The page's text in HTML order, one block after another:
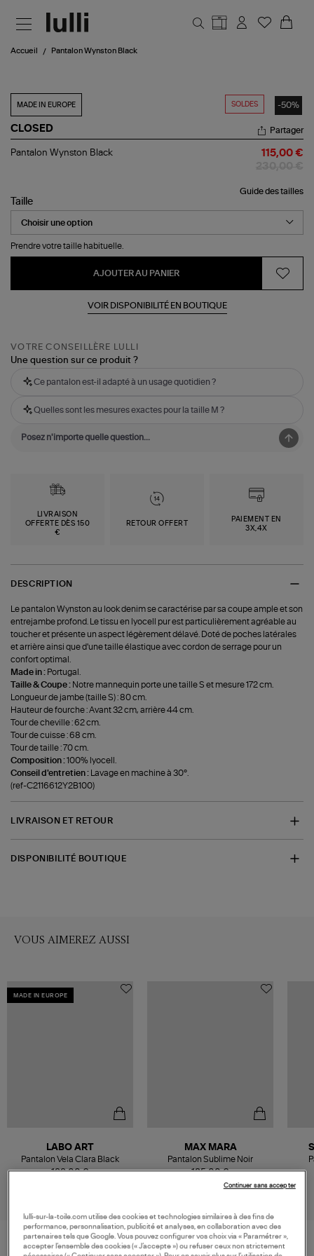
Accueil Pantalon Wynston Black
SOLDES -50%
MADE IN EUROPE
CLOSED
Pantalon
Partager
Pantalon Wynston Black 115,00 €
Guide des tailles
Taille
Prendre votre taille habituelle.
AJOUTER AU PANIER
VOIR DISPONIBILITÉ EN BOUTIQUE
VOTRE CONSEILLÈRE LULLI
Une question sur ce produit ?
Ce pantalon est-il adapté à un usage quotidien ?
Quelles sont les mesures exactes pour la taille M ?
LIVRAISON
OFFERTE DÈS 150
€
RETOUR OFFERT
PAIEMENT EN
3X,4X
DESCRIPTION
Le pantalon Wynston au look denim se caractérise par sa coupe ample et son
entrejambe profond. Le tissu en lyocell pur est particulièrement agréable au
toucher et présente un aspect légèrement délavé. Doté de poches latérales
et arrière ainsi que d'une taille élastique avec cordon de serrage pour un
confort optimal.
Made in : Portugal.
Taille & Coupe : Notre mannequin porte une taille S et mesure 172 cm.
Longueur de jambe (taille S) : 80 cm.
Hauteur de fourche : Avant 32 cm, arrière 44 cm.
Tour de cheville : 62 cm.
Tour de cuisse : 68 cm.
Tour de taille : 70 cm.
Composition :100% lyocell.
Conseil d'entretien : Lavage en machine à 30°.
(ref-C2116612Y2B100)
LIVRAISON ET RETOUR
DISPONIBILITÉ BOUTIQUE
VOUS AIMEREZ AUSSI
MADE IN EUROPE
199,00 €
LABO ART
Pantalon Vela Clara Black
185,00 €
MAX MARA
Pantalon Sublime Noir
lulli-sur-la-toile.com utilise des cookies et technologies similaires à des fins de
performance, personnalisation, publicité et analyses, en collaboration avec des
partenaires tels que Google. Vous pouvez configurer vos choix via « Paramétrer »,
accepter l’ensemble des cookies (« J’accepte ») ou refuser ceux non strictement
Continuer sans accepter